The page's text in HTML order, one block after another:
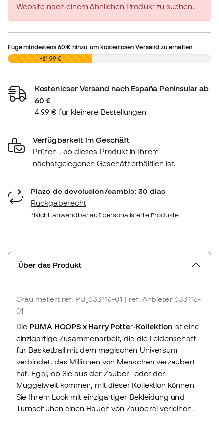
Website nach einem ähnlichen Produkt zu suchen.
Füge mindestens60 € hinzu, um kostenlosen Versand zu erhalten
0,00 € +21,99 €
Kostenloser Versand nach España Peninsular ab
60 €
4,99 € für kleinere Bestellungen
Verfügbarkeit im Geschäft
Prüfen , ob dieses Produkt in Ihrem
nächstgelegenen Geschäft erhältlich ist.
Plazo de devolución/cambio: 30 días
Rückgaberecht
*Nicht anwendbar auf personalisierte Produkte.
Über das Produkt
Grau meliert ref. PU_633116-01 | ref. Anbieter 633116-
01
Die PUMA HOOPS x Harry Potter-Kollektion ist eine
einzigartige Zusammenarbeit, die die Leidenschaft
für Basketball mit dem magischen Universum
verbindet, das Millionen von Menschen verzaubert
hat. Egal, ob Sie aus der Zauber- oder der
Muggelwelt kommen, mit dieser Kollektion können
Sie Ihrem Look mit einzigartiger Bekleidung und
Turnschuhen einen Hauch von Zauberei verleihen.